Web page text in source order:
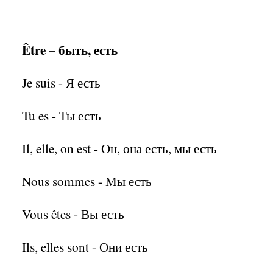
Être – быть, есть
Je suis - Я есть
Tu es - Ты есть
Il, elle, on est - Он, она есть, мы есть
Nous sommes - Мы есть
Vous êtes - Вы есть
Ils, elles sont - Они есть